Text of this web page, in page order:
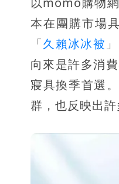
本在團購市場
「久賴冰冰被
向來是許多消
寢具換季首選
群，也反映出